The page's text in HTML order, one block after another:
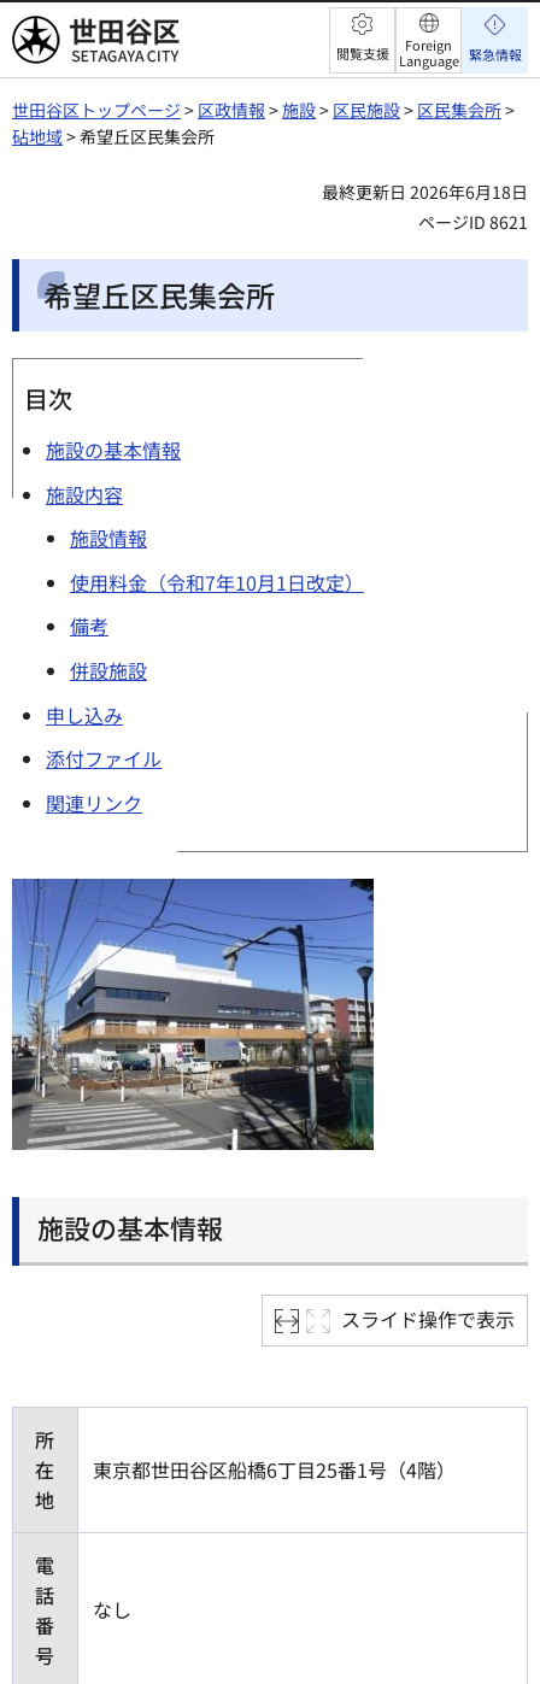
世田谷区 閲覧支援
Foreign
Language 緊急情報
世田谷区トップページ > 区政情報 >施設> 区民施設> 区民集会所>
砧地域> 希望丘区民集会所
最終更新日 2026年6月18日
ページID 8621
希望丘区民集会所
目次
施設の基本情報
施設内容
施設情報
使用料金（令和7年10月1日改定）
備考
併設施設
申し込み
添付ファイル
関連リンク
施設の基本情報
スライド操作で表示
所
在
地
東京都世田谷区船橋6丁目25番1号（4階）
電
話
番
号
なし